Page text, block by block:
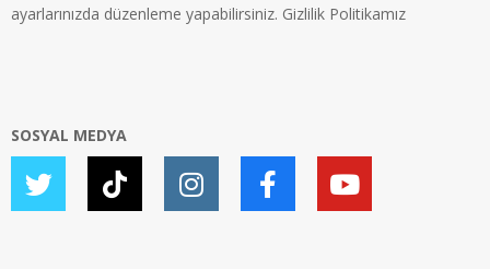
ayarlarınızda düzenleme yapabilirsiniz. Gizlilik Politikamız
SOSYAL MEDYA